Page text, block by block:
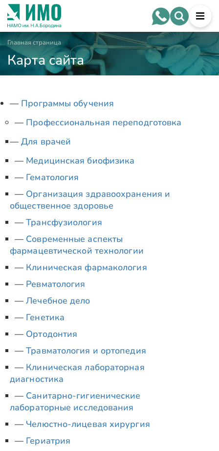
Главная страница
Карта сайта
Программы обучения
Профессиональная переподготовка
Для врачей
Медицинская биофизика
Гематология
Организация здравоохранения и
общественное здоровье
Трансфузиология
Современные аспекты
фармацевтической технологии
Клиническая фармакология
Ревматология
Лечебное дело
Генетика
Ортодонтия
Травматология и ортопедия
Клиническая лабораторная
диагностика
Санитарно-гигиенические
лабораторные исследования
Челюстно-лицевая хирургия
Гериатрия